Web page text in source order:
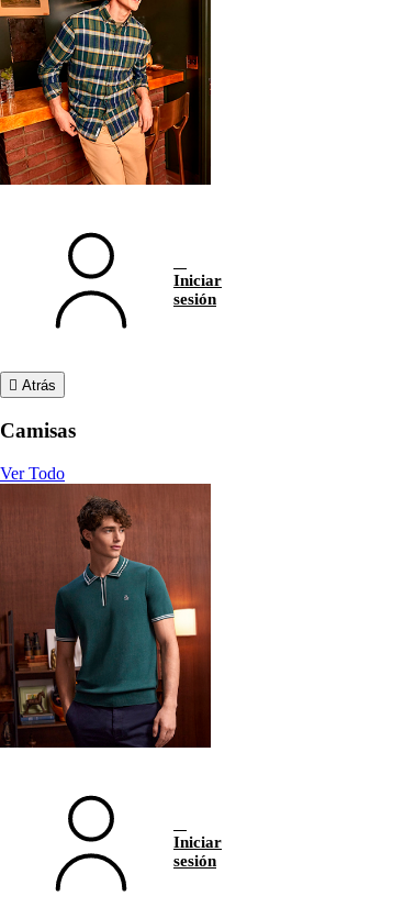
Iniciar
sesión
Atrás
Camisas
Ver Todo
Iniciar
sesión